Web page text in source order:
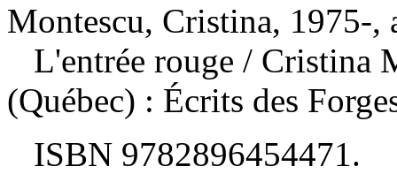
Montescu, Cristina, 1975-,
L'entrée rouge / Cristina
(Québec) : Écrits des
ISBN 9782896454471.